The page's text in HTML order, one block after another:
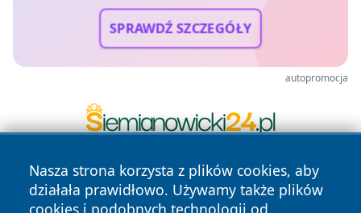
SPRAWDŹ SZCZEGÓŁY
autopromocja
Nasza strona korzysta z plików cookies, aby
działała prawidłowo. Używamy także plików
cookies i podobnych technologii od